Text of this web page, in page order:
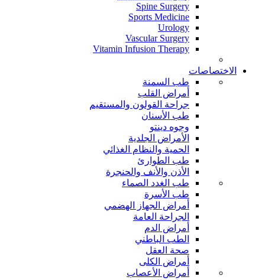
Spine Surgery
Sports Medicine
Urology
Vascular Surgery
Vitamin Infusion Therapy
الاختصاصات
طب السمنة
أمراض القلب
جراحة القولون والمستقيم
طب الأسنان
وجوه دينتو
الأمراض الجلدية
الحمية والنظام الغذائي
طب الطوارئ
الأذن والأنف والحنجرة
طب الغدد الصماء
طب الأسرة
أمراض الجهاز الهضمي
الجراحة العامة
أمراض الدم
الطب الباطني
صحة العقل
أمراض الكلى
أمراض الأعصاب